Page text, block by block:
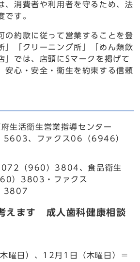
、消費者や利用者を守るため、法
です。
約款に従って営業することを登
」「クリーニング所」「めん類飲
」では、店頭にSマークを掲げて
安心・安全・衛生を約束する信頼
府生活衛生営業指導センター
、ファクス06（6946）
（960）3804、食品衛生
）3803・ファクス
3807
えます 成人歯科健康相談
曜日）、12月1日（木曜日）＝